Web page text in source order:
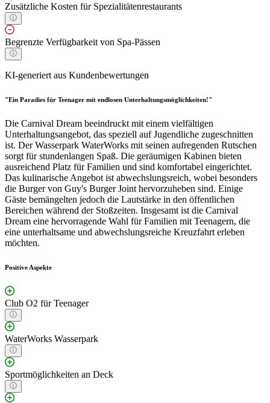
Zusätzliche Kosten für Spezialitätenrestaurants
Begrenzte Verfügbarkeit von Spa-Pässen
KI-generiert aus Kundenbewertungen
"Ein Paradies für Teenager mit endlosen Unterhaltungsmöglichkeiten!"
Die Carnival Dream beeindruckt mit einem vielfältigen
Unterhaltungsangebot, das speziell auf Jugendliche zugeschnitten
ist. Der Wasserpark WaterWorks mit seinen aufregenden Rutschen
sorgt für stundenlangen Spaß. Die geräumigen Kabinen bieten
ausreichend Platz für Familien und sind komfortabel eingerichtet.
Das kulinarische Angebot ist abwechslungsreich, wobei besonders
die Burger von Guy's Burger Joint hervorzuheben sind. Einige
Gäste bemängelten jedoch die Lautstärke in den öffentlichen
Bereichen während der Stoßzeiten. Insgesamt ist die Carnival
Dream eine hervorragende Wahl für Familien mit Teenagern, die
eine unterhaltsame und abwechslungsreiche Kreuzfahrt erleben
möchten.
Positive Aspekte
Club O2 für Teenager
WaterWorks Wasserpark
Sportmöglichkeiten an Deck